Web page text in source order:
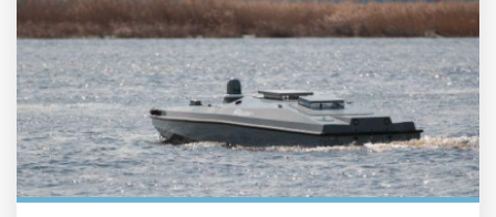
denildi. Kırım Tatar seramik sanatçısı Ukrayna Askeri
İstihbarat için İDA'lardan birini süsledi
pic.twitter.com/dUezWyF9eN — QHA - Kırım Haber Ajansı
(@qha_kirimhaber) September 13, 2024 Söz konusu sanat
projesinin Ukrayna’nın Karadeniz'de Rusya karşı sergilediği
başarıları hatırlatmayı amaçladığı belirtildi. MAGURA V5 18
RUS GEMİSİNİ VURDU GUR'un açıklamasına göre, Ukrayna
bir buçuk yılda Magura V5 İDA’larla 18 Rus gemisini vurdu.
Vurulan Rus gemilerinden 9'u tamamen yok edildi.